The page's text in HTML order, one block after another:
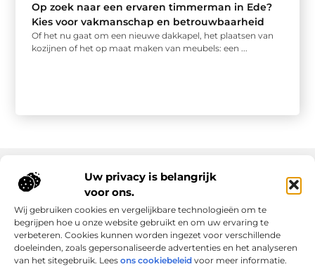
Uw privacy is belangrijk
voor ons.
Wij gebruiken cookies en vergelijkbare technologieën om te
begrijpen hoe u onze website gebruikt en om uw ervaring te
verbeteren. Cookies kunnen worden ingezet voor verschillende
doeleinden, zoals gepersonaliseerde advertenties en het analyseren
van het sitegebruik. Lees ons cookiebeleid voor meer informatie.
Op zoek naar een ervaren timmerman in Ede?
Kies voor vakmanschap en betrouwbaarheid
Of het nu gaat om een nieuwe dakkapel, het plaatsen van
kozijnen of het op maat maken van meubels: een ...
Onze informatie